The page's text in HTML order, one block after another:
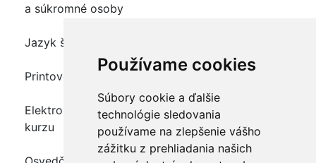
Používame cookies
Súbory cookie a ďalšie
technológie sledovania
používame na zlepšenie vášho
zážitku z prehliadania našich
a súkromné osoby
Jazyk školenia: slovenčina
Printové školiace materiály: áno, v cene kurzu
Elektronické školiace materiály: áno, v cene
kurzu